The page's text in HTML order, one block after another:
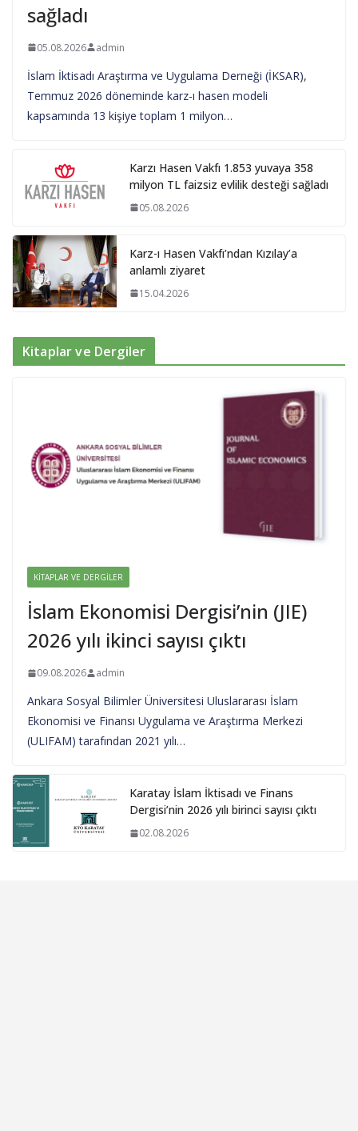
sağladı
05.08.2026 admin
İslam İktisadı Araştırma ve Uygulama Derneği (İKSAR),
Temmuz 2026 döneminde karz-ı hasen modeli
kapsamında 13 kişiye toplam 1 milyon…
Karzı Hasen Vakfı 1.853 yuvaya 358
milyon TL faizsiz evlilik desteği sağladı
05.08.2026
Karz-ı Hasen Vakfı’ndan Kızılay’a
anlamlı ziyaret
15.04.2026
Kitaplar ve Dergiler
KITAPLAR VE DERGILER
İslam Ekonomisi Dergisi’nin (JIE)
2026 yılı ikinci sayısı çıktı
09.08.2026 admin
Ankara Sosyal Bilimler Üniversitesi Uluslararası İslam
Ekonomisi ve Finansı Uygulama ve Araştırma Merkezi
(ULIFAM) tarafından 2021 yılı…
Karatay İslam İktisadı ve Finans
Dergisi’nin 2026 yılı birinci sayısı çıktı
02.08.2026